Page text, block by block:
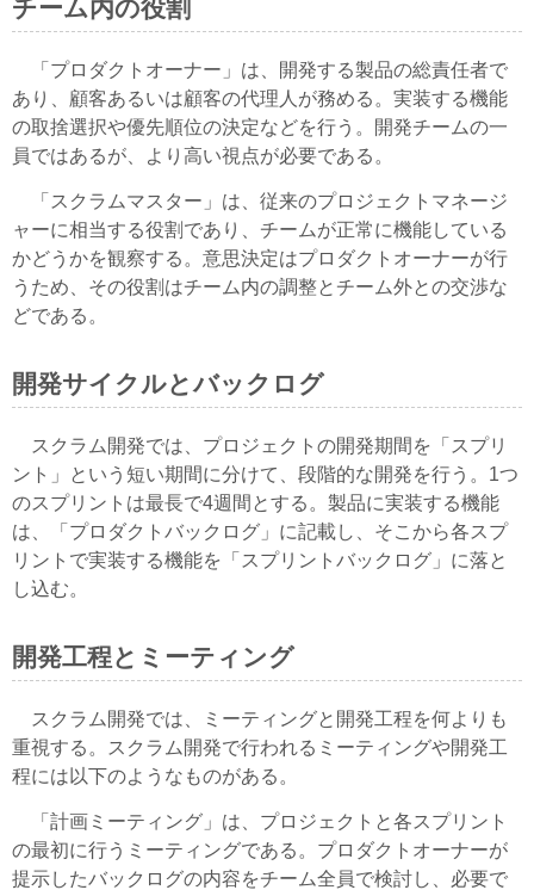
チーム内の役割
「プロダクトオーナー」は、開発する製品の総責任者で
あり、顧客あるいは顧客の代理人が務める。実装する機能
の取捨選択や優先順位の決定などを行う。開発チームの一
員ではあるが、より高い視点が必要である。
「スクラムマスター」は、従来のプロジェクトマネージ
ャーに相当する役割であり、チームが正常に機能している
かどうかを観察する。意思決定はプロダクトオーナーが行
うため、その役割はチーム内の調整とチーム外との交渉な
どである。
開発サイクルとバックログ
スクラム開発では、プロジェクトの開発期間を「スプリ
ント」という短い期間に分けて、段階的な開発を行う。1つ
のスプリントは最長で4週間とする。製品に実装する機能
は、「プロダクトバックログ」に記載し、そこから各スプ
リントで実装する機能を「スプリントバックログ」に落と
し込む。
開発工程とミーティング
スクラム開発では、ミーティングと開発工程を何よりも
重視する。スクラム開発で行われるミーティングや開発工
程には以下のようなものがある。
「計画ミーティング」は、プロジェクトと各スプリント
の最初に行うミーティングである。プロダクトオーナーが
提示したバックログの内容をチーム全員で検討し、必要で